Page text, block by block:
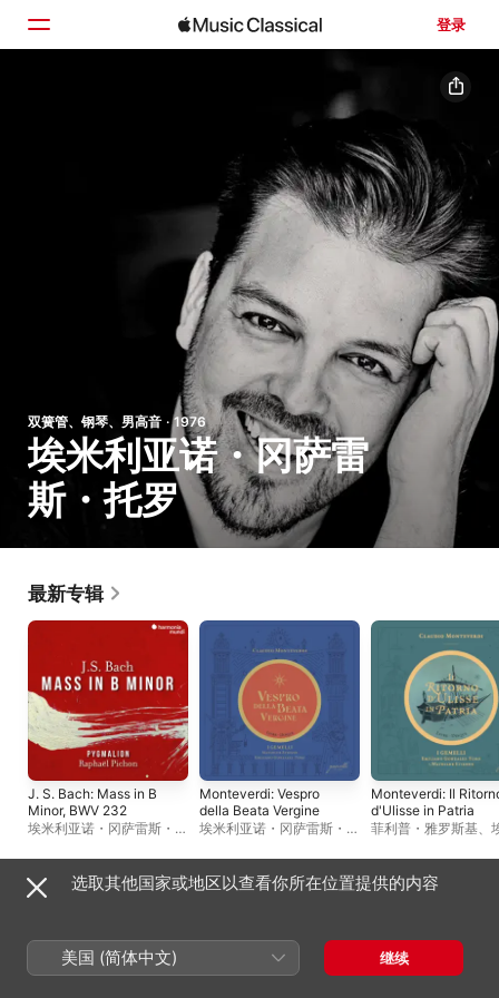
登录
双簧管、钢琴、男高音 · 1976
埃米利亚诺・冈萨雷
斯・托罗
最新专辑
J. S. Bach: Mass in B
Minor, BWV 232
埃米利亚诺・冈萨雷斯・托
利翁乐团、克里斯蒂安 · 伊
姆勒
露西尔・里查多、贝
瑟・泰勒、朱莉・罗塞特
Monteverdi: Vespro
della Beata Vergine
埃米利亚诺・冈萨雷斯・托
Ensemble I Gemelli
Monteverdi: Il
d'Ulisse in Patria
菲利普・雅罗斯基、
赫本・沙伊布、
Gemelli、Philippe
Talbot 、 扎卡里・怀
现场专辑
选取其他国家或地区以查看你所在位置提供的内容
美国 (简体中文) 继续